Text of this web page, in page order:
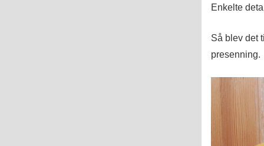
Enkelte
Så blev det
presenning.